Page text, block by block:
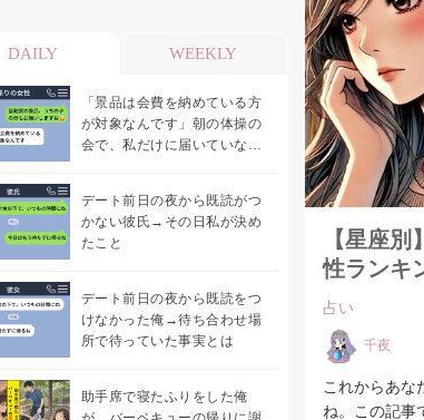
DAILY WEEKLY
「景品は会費を納めている方
が対象なんです」朝の体操の
会で、私だけに届いていなか
デート前日の夜から既読がつ
かない彼氏→その日私が決め
たこと
デート前日の夜から既読をつ
けなかった俺→待ち合わせ場
所で待っていた事実とは
助手席で寝たふりをした俺
【星座
性ランキ
占い
千夜
これからあな
ね。この記事